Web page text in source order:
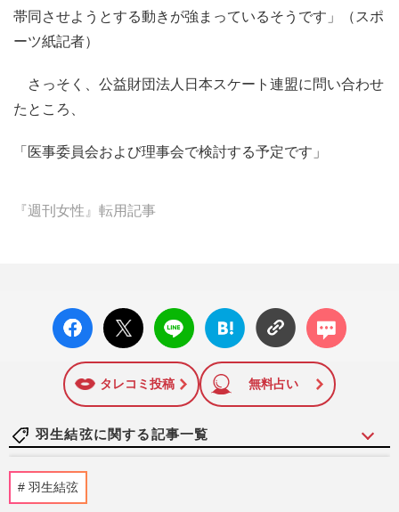
帯同させようとする動きが強まっているそうです」（スポ
ーツ紙記者）
さっそく、公益財団法人日本スケート連盟に問い合わせ
たところ、
「医事委員会および理事会で検討する予定です」
『週刊女性』転用記事
facebo
ok い
X ポス
ト
LINE
はてな
ブック
に追加
コメン
ト
タレコミ投稿 無料占い
羽生結弦に関する記事一覧
羽生結弦